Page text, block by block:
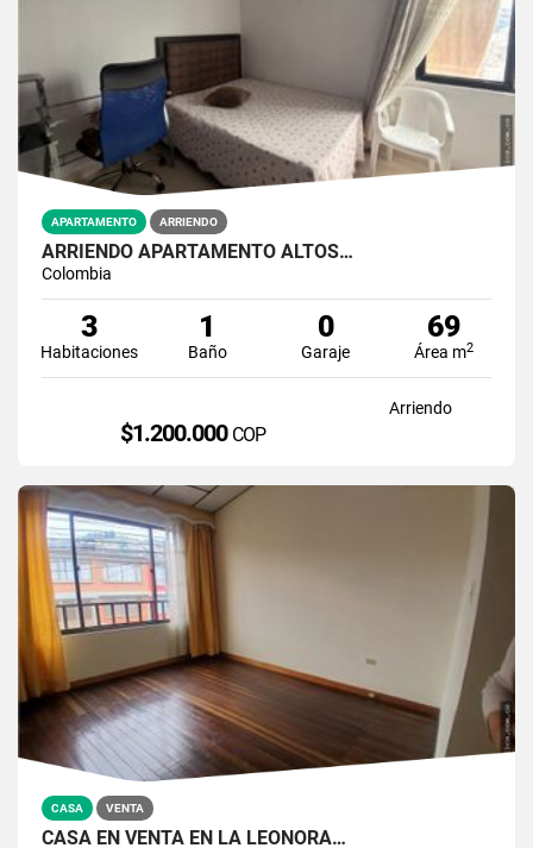
APARTAMENTO ARRIENDO
ARRIENDO APARTAMENTO ALTOS…
Colombia
3
Habitaciones
1
Baño
0
Garaje
69
Área m2
Arriendo
$1.200.000 COP
CASA VENTA
CASA EN VENTA EN LA LEONORA…